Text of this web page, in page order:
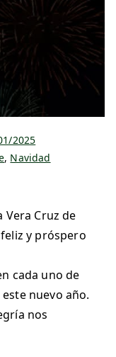
2025
, Navidad
Vera Cruz de
y próspero
cada uno de
nuevo año.
nos